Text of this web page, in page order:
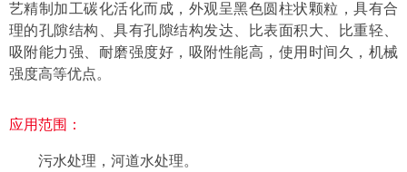
艺精制加工碳化活化而成，外观呈黑色圆柱状颗粒，具有合
理的孔隙结构、具有孔隙结构发达、比表面积大、比重轻、
吸附能力强、耐磨强度好，吸附性能高，使用时间久，机械
强度高等优点。
应用范围：
污水处理，河道水处理。